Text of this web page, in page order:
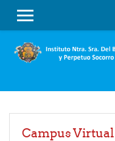
PANEL LATERAL
Campus